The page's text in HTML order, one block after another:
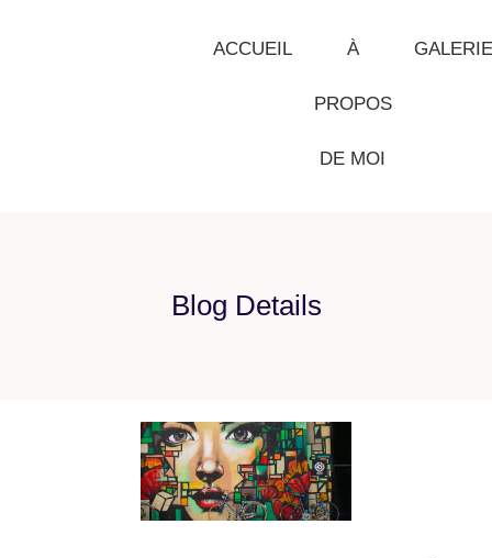
ACCUEIL À
PROPOS
DE MOI
GALERIE
Blog Details